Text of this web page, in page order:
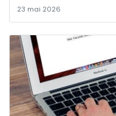
23 mai 2026